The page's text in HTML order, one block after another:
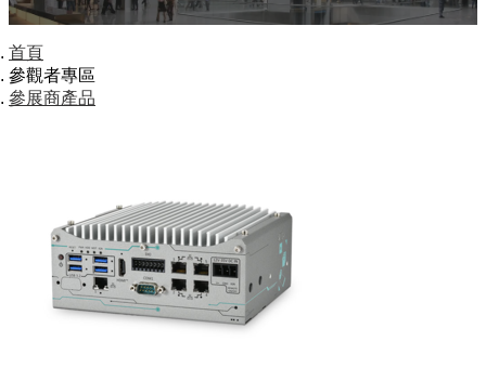
首頁
參觀者專區
參展商產品